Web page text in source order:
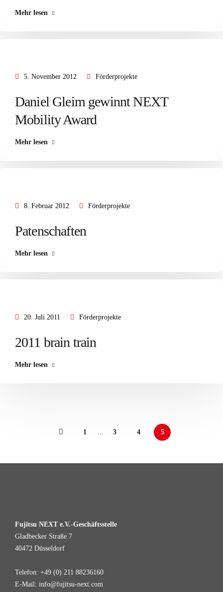
Mehr lesen
5. November 2012 Förderprojekte
Daniel Gleim gewinnt NEXT
Mobility Award
Mehr lesen
8. Februar 2012 Förderprojekte
Patenschaften
Mehr lesen
20. Juli 2011 Förderprojekte
2011 brain train
Mehr lesen
1 ... 3 4 5
Fujitsu NEXT e.V.-Geschäftsstelle
Gladbecker Straße 7
40472 Düsseldorf
Telefon: +49 (0) 211 88236160
E-Mail: info@fujitsu-next.com